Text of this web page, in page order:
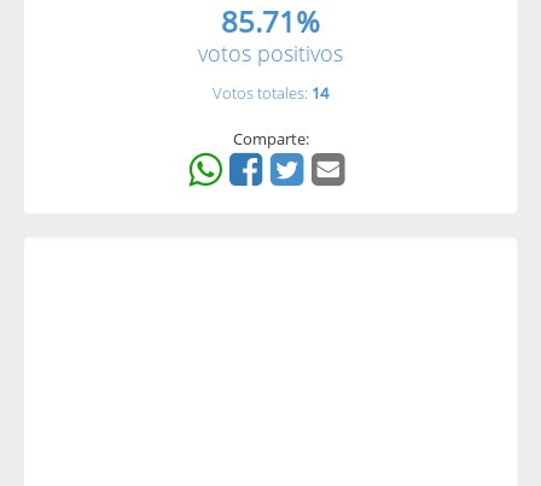
85.71%
votos positivos
Votos totales: 14
Comparte: